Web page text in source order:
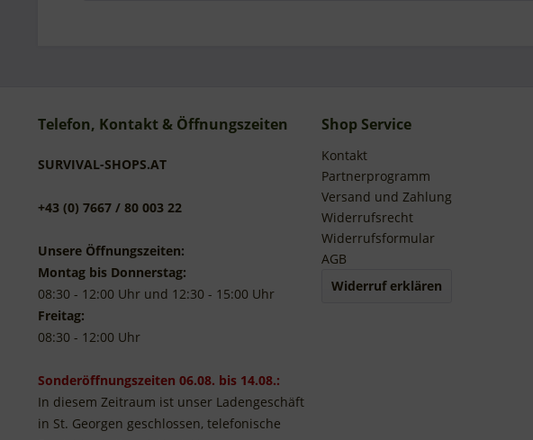
Telefon, Kontakt & Öffnungszeiten
SURVIVAL-SHOPS.AT
+43 (0) 7667 / 80 003 22
Unsere Öffnungszeiten:
Montag bis Donnerstag:
08:30 - 12:00 Uhr und 12:30 - 15:00 Uhr
Freitag:
08:30 - 12:00 Uhr
Sonderöffnungszeiten 06.08. bis 14.08.:
In diesem Zeitraum ist unser Ladengeschäft
in St. Georgen geschlossen, telefonische
Shop Service
Kontakt
Partnerprogramm
Versand und Zahlung
Widerrufsrecht
Widerrufsformular
AGB
Widerruf erklären